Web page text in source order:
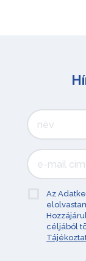
Az
céljából